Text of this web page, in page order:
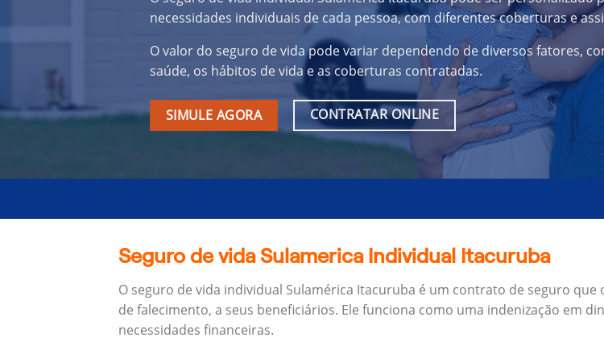
necessidades individuais de cada pessoa, com diferentes coberturas e
O valor do seguro de vida pode variar dependendo de diversos fatores,
saúde, os hábitos de vida e as coberturas contratadas.
SIMULE AGORA CONTRATAR ONLINE
Seguro de vida Sulamerica Individual Itacuruba
O seguro de vida individual Sulamérica Itacuruba é um contrato de seguro
de falecimento, a seus beneficiários. Ele funciona como uma indenização em
necessidades financeiras.